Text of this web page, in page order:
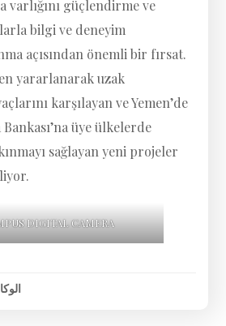
varlığını güçlendirme ve
bilgi ve deneyim
açısından önemli bir fırsat.
yararlanarak uzak
karşılayan ve Yemen’de
üye ülkelerde
sağlayan yeni projeler
DIGITAL CAMERA